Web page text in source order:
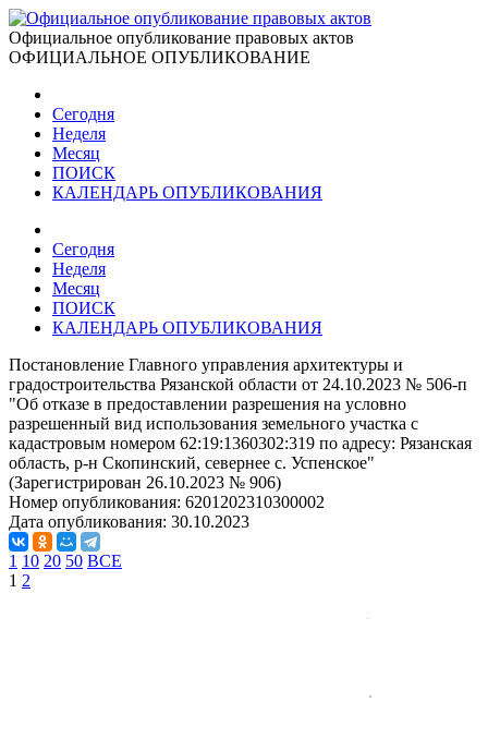
Официальное опубликование правовых актов
ОФИЦИАЛЬНОЕ ОПУБЛИКОВАНИЕ
Сегодня
Неделя
Месяц
ПОИСК
КАЛЕНДАРЬ ОПУБЛИКОВАНИЯ
Сегодня
Неделя
Месяц
ПОИСК
КАЛЕНДАРЬ ОПУБЛИКОВАНИЯ
Постановление Главного управления архитектуры и
градостроительства Рязанской области от 24.10.2023 № 506-п
"Об отказе в предоставлении разрешения на условно
разрешенный вид использования земельного участка с
кадастровым номером 62:19:1360302:319 по адресу: Рязанская
область, р-н Скопинский, севернее с. Успенское"
(Зарегистрирован 26.10.2023 № 906)
Номер опубликования: 6201202310300002
Дата опубликования: 30.10.2023
1 10 20 50 ВСЕ
1 2